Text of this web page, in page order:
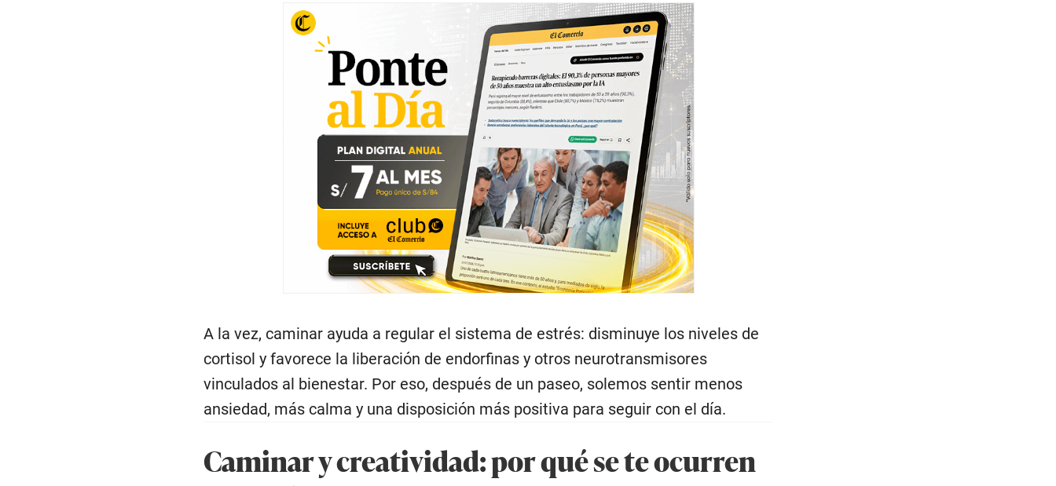
A la vez, caminar ayuda a regular el sistema de estrés: disminuye los niveles de
cortisol y favorece la liberación de endorfinas y otros neurotransmisores
vinculados al bienestar. Por eso, después de un paseo, solemos sentir menos
ansiedad, más calma y una disposición más positiva para seguir con el día.
Caminar y creatividad: por qué se te ocurren